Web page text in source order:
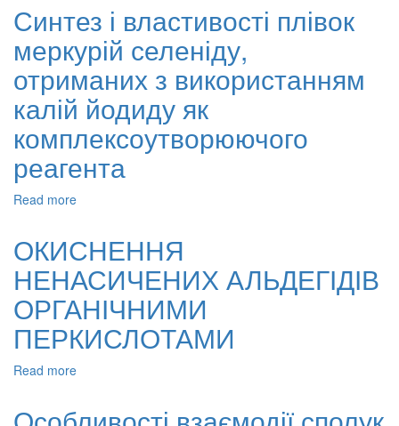
синтезу
властивості
епоксидних
смол,
модифікованих
адипіновою
кислотою
Синтез і властивості плівок
меркурій селеніду,
отриманих з використанням
калій йодиду як
комплексоутворюючого
реагента
Read more
властивості
плівок
меркурій
селеніду,
отриманих
з
як
ОКИСНЕННЯ
НЕНАСИЧЕНИХ АЛЬДЕГІДІВ
ОРГАНІЧНИМИ
ПЕРКИСЛОТАМИ
Read more